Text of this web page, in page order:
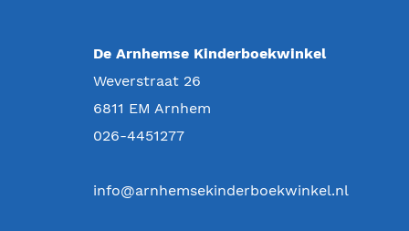
De Arnhemse Kinderboekwinkel
Weverstraat 26
6811 EM Arnhem
026-4451277
info@arnhemsekinderboekwinkel.nl